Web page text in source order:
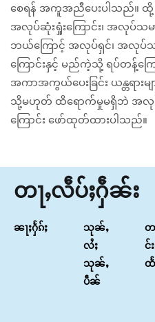
စေရန် အကူအညီပေးပါသည်။
အလုပ်ဆုံးရှုံးကြောင်း၊ အလုပ်သမ
ဘယ်ကြောင့် အလုပ်ရှင်၊ အလုပ်
ကြောင်းနှင့် မည်ကဲ့သို့ ရပ်တန့်ကြ
အကာအကွယ်ပေးခြင်း ယန္တရာ
သို့မဟုတ် ထိရောက်မှုမရှိဘဲ အလုပ်
ကြောင်း ဖော်ထုတ်ထားပါသည်။
တႃႇလဵပ်ႈႁဵၼ်း
ၼႃႈႁႅၵ်ႈ
သုၼ်ႇ
လႆႈ
သုၼ်ႇ
ပဵၼ်
တ
င်